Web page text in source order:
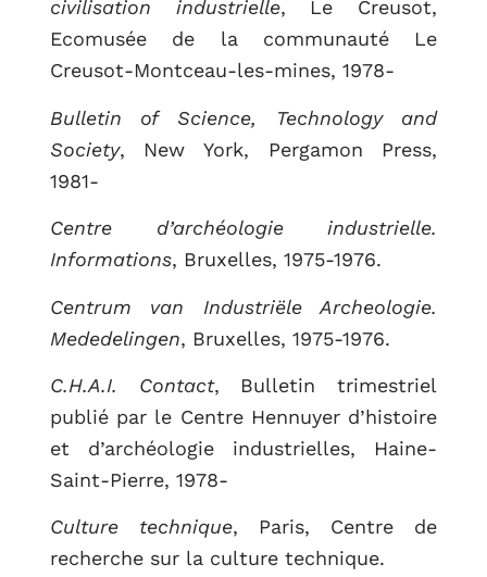
civilisation industrielle, Le Creusot,
Ecomusée de la communauté Le
Creusot-Montceau-les-mines, 1978-
Bulletin of Science, Technology and
Society, New York, Pergamon Press,
1981-
Centre d’archéologie industrielle.
Informations, Bruxelles, 1975-1976.
Centrum van Industriële Archeologie.
Mededelingen, Bruxelles, 1975-1976.
C.H.A.I. Contact, Bulletin trimestriel
publié par le Centre Hennuyer d’histoire
et d’archéologie industrielles, Haine-
Saint-Pierre, 1978-
Culture technique, Paris, Centre de
recherche sur la culture technique.